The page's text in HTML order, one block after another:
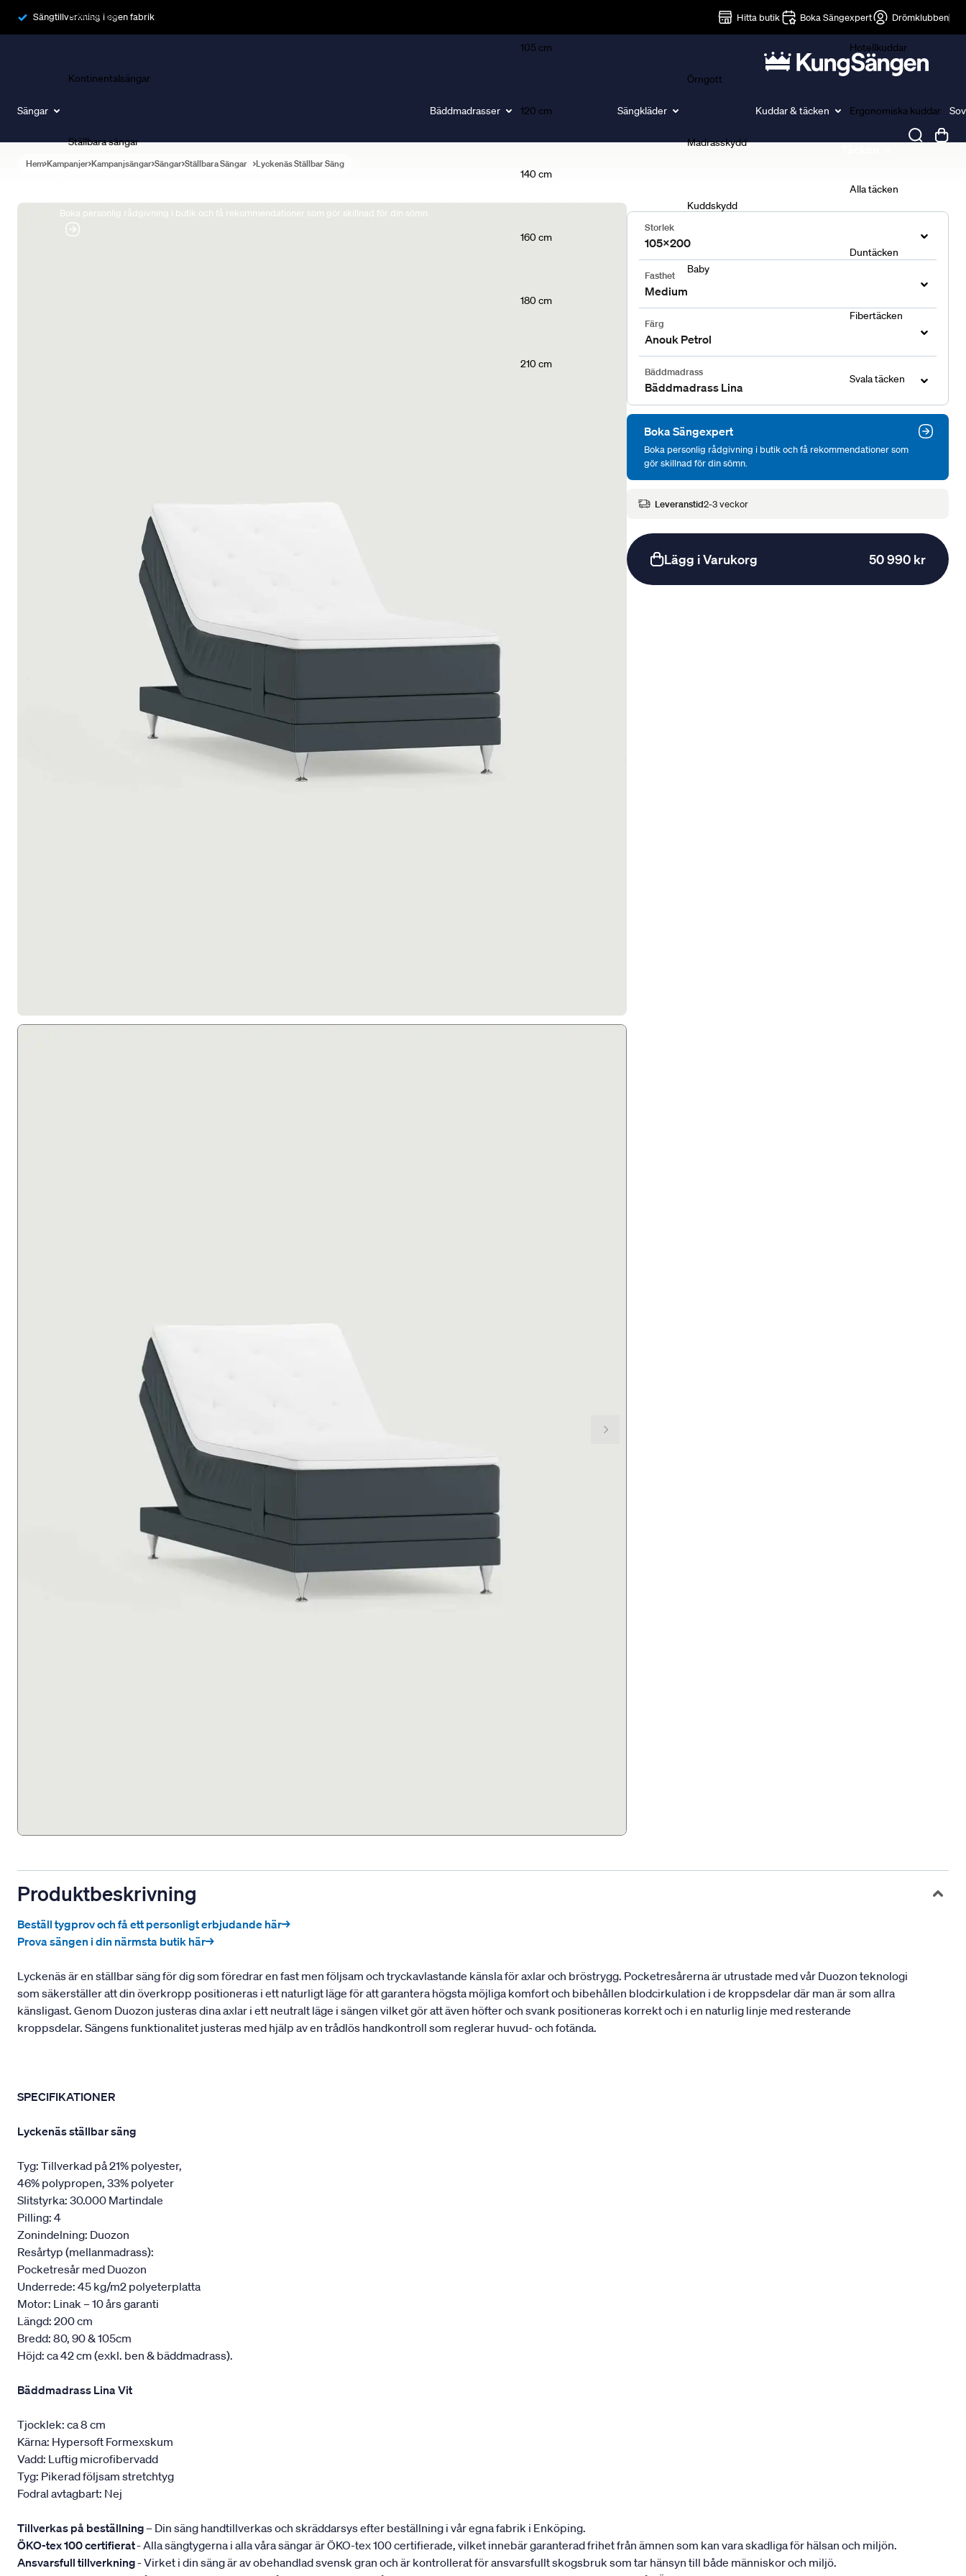
Sängtillverkning i egen fabrik Hitta butik Boka Sängexpert Drömklubben
Sängar
Ramsängar
Kontinentalsängar
Ställbara sängar
Boka personlig rådgivning i butik och få rekommendationer som gör skillnad för din sömn.
Bäddmadrasser
105 cm
120 cm
140 cm
160 cm
180 cm
210 cm
Sängkläder
Örngott
Madrasskydd
Kuddskydd
Baby
Kuddar & täcken
Hotellkuddar
Ergonomiska kuddar
Alla täcken
Duntäcken
Fibertäcken
Svala täcken
Hem Kampanjer Kampanjsängar Sängar Ställbara Sängar Lyckenäs Ställbar Säng
Storlek
105x200
Fasthet
Medium
Färg
Anouk Petrol
Bäddmadrass
Bäddmadrass Lina
Boka Sängexpert
Boka personlig rådgivning i butik och få rekommendationer som
gör skillnad för din sömn.
Leveranstid2-3 veckor
Lägg i Varukorg 50 990 kr
Produktbeskrivning
Beställ tygprov och få ett personligt erbjudande här→
Prova sängen i din närmsta butik här→
Lyckenäs är en ställbar säng för dig som föredrar en fast men följsam och tryckavlastande känsla för axlar och bröstrygg. Pocketresårerna är utrustade med vår Duozon teknologi
som säkerställer att din överkropp positioneras i ett naturligt läge för att garantera högsta möjliga komfort och bibehållen blodcirkulation i de kroppsdelar där man är som allra
känsligast. Genom Duozon justeras dina axlar i ett neutralt läge i sängen vilket gör att även höfter och svank positioneras korrekt och i en naturlig linje med resterande
kroppsdelar. Sängens funktionalitet justeras med hjälp av en trådlös handkontroll som reglerar huvud- och fotända.
SPECIFIKATIONER
Lyckenäs ställbar säng
Tyg: Tillverkad på 21% polyester,
46% polypropen, 33% polyeter
Slitstyrka: 30.000 Martindale
Pilling: 4
Zonindelning: Duozon
Resårtyp (mellanmadrass):
Pocketresår med Duozon
Underrede: 45 kg/m2 polyeterplatta
Motor: Linak – 10 års garanti
Längd: 200 cm
Bredd: 80, 90 & 105cm
Höjd: ca 42 cm (exkl. ben & bäddmadrass).
Bäddmadrass Lina Vit
Tjocklek: ca 8 cm
Kärna: Hypersoft Formexskum
Vadd: Luftig microfibervadd
Tyg: Pikerad följsam stretchtyg
Fodral avtagbart: Nej
Tillverkas på beställning– Din säng handtillverkas och skräddarsys efter beställning i vår egna fabrik i Enköping.
ÖKO-tex 100 certifierat- Alla sängtygerna i alla våra sängar är ÖKO-tex 100 certifierade, vilket innebär garanterad frihet från ämnen som kan vara skadliga för hälsan och miljön.
Ansvarsfull tillverkning- Virket i din säng är av obehandlad svensk gran och är kontrollerat för ansvarsfullt skogsbruk som tar hänsyn till både människor och miljö.